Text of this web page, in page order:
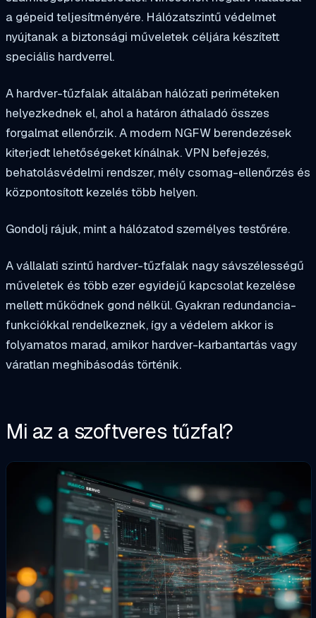
a gépeid teljesítményére. Hálózatszintű védelmet
nyújtanak a biztonsági műveletek céljára készített
speciális hardverrel.
A hardver-tűzfalak általában hálózati periméteken
helyezkednek el, ahol a határon áthaladó összes
forgalmat ellenőrzik. A modern NGFW berendezések
kiterjedt lehetőségeket kínálnak. VPN befejezés,
behatolásvédelmi rendszer, mély csomag-ellenőrzés és
központosított kezelés több helyen.
Gondolj rájuk, mint a hálózatod személyes testőrére.
A vállalati szintű hardver-tűzfalak nagy sávszélességű
műveletek és több ezer egyidejű kapcsolat kezelése
mellett működnek gond nélkül. Gyakran redundancia-
funkciókkal rendelkeznek, így a védelem akkor is
folyamatos marad, amikor hardver-karbantartás vagy
váratlan meghibásodás történik.
Mi az a szoftveres tűzfal?